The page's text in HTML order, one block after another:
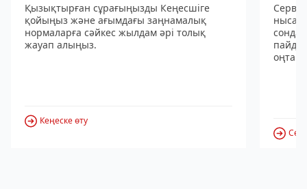
Қызықтырған сұрағыңызды Кеңесшіге
қойыңыз және ағымдағы заңнамалық
нормаларға сәйкес жылдам әрі толық
жауап алыңыз.
Кеңеске өту